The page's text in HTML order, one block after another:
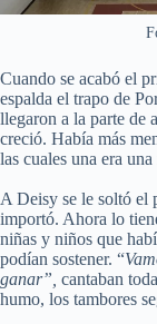
Cuando se acabó el
espalda el trapo de
llegaron a la parte de
creció. Había más
las cuales una era
A Deisy se le soltó el
importó. Ahora lo
niñas y niños que
podían sostener. “
ganar”, cantaban
humo, los tambores